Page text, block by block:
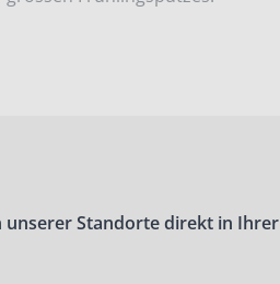
unserer Standorte direkt in Ihrer